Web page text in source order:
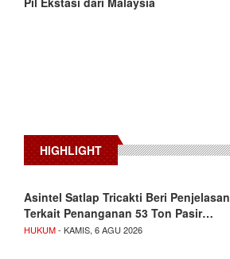
HIGHLIGHT
Asintel Satlap Tricakti Beri Penjelasan
Terkait Penanganan 53 Ton Pasir…
HUKUM- KAMIS, 6 AGU 2026